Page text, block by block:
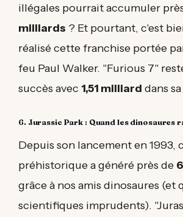
illégales pourrait accumuler
milliards ? Et pourtant, c'est
réalisé cette franchise portée
feu Paul Walker. "Furious 7"
succès avec 1,51 milliard dans
6. Jurassic Park : Quand les dinosaures
Depuis son lancement en 1993,
préhistorique a généré près de
grâce à nos amis dinosaures (et
scientifiques imprudents).